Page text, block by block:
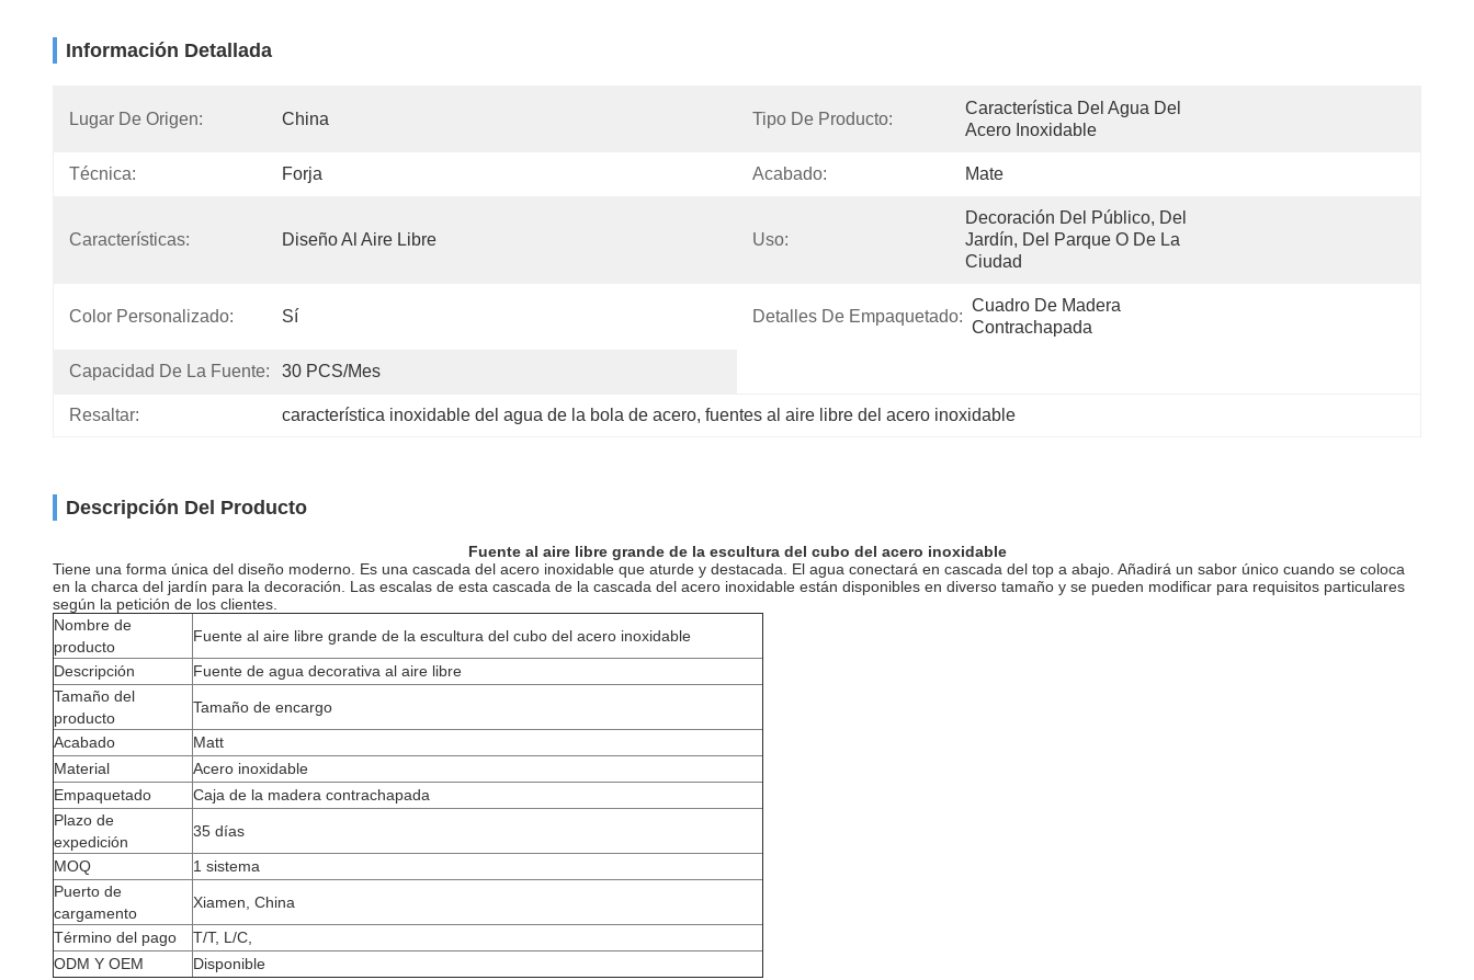
Información Detallada
Lugar De Origen: China Tipo De Producto:
Característica Del Agua Del
Acero Inoxidable
Técnica: Forja Acabado: Mate
Características: Diseño Al Aire Libre Uso:
Decoración Del Público, Del
Jardín, Del Parque O De La
Ciudad
Color Personalizado: Sí Detalles De Empaquetado:
Cuadro De Madera
Contrachapada
Capacidad De La Fuente: 30 PCS/mes
Resaltar: característica inoxidable del agua de la bola de acero, fuentes al aire libre del acero inoxidable
Descripción Del Producto
Fuente al aire libre grande de la escultura del cubo del acero inoxidable
Tiene una forma única del diseño moderno. Es una cascada del acero inoxidable que aturde y destacada. El agua conectará en cascada del top a abajo. Añadirá un sabor único cuando se coloca
en la charca del jardín para la decoración. Las escalas de esta cascada de la cascada del acero inoxidable están disponibles en diverso tamaño y se pueden modificar para requisitos particulares
según la petición de los clientes.
Nombre de
producto
Fuente al aire libre grande de la escultura del cubo del acero inoxidable
Descripción
Fuente de agua decorativa al aire libre
Tamaño del
producto
Tamaño de encargo
Acabado
Matt
Material
Acero inoxidable
Empaquetado
Caja de la madera contrachapada
Plazo de
expedición
35 días
MOQ
1 sistema
Puerto de
cargamento
Xiamen, China
Término del pago
T/T, L/C,
ODM Y OEM
Disponible